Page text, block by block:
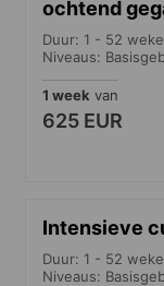
ochtend
Duur: 1 - 52
Niveaus:
1 week van
625 EUR
Intensieve
Duur: 1 - 52
Niveaus: